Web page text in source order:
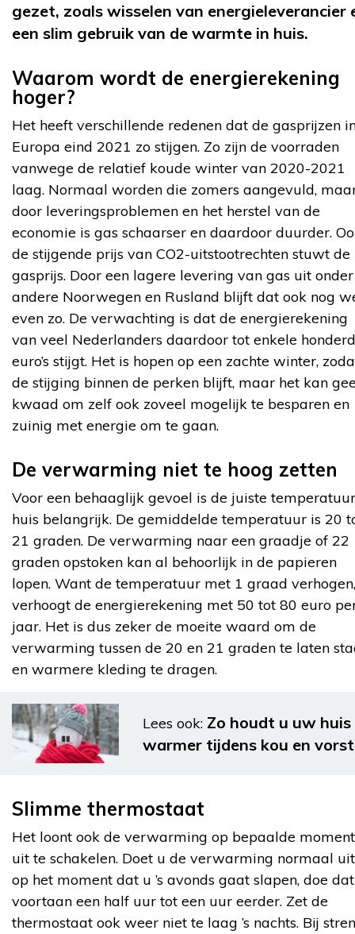
gezet, zoals wisselen van energieleverancier
een slim gebruik van de warmte in huis.
Waarom wordt de energierekening
hoger?
Het heeft verschillende redenen dat de gasprijzen
Europa eind 2021 zo stijgen. Zo zijn de voorraden
vanwege de relatief koude winter van 2020-2021
laag. Normaal worden die zomers aangevuld,
door leveringsproblemen en het herstel van de
economie is gas schaarser en daardoor duurder.
de stijgende prijs van CO2-uitstootrechten stuwt de
gasprijs. Door een lagere levering van gas uit onder
andere Noorwegen en Rusland blijft dat ook nog
even zo. De verwachting is dat de energierekening
van veel Nederlanders daardoor tot enkele
euro’s stijgt. Het is hopen op een zachte winter,
de stijging binnen de perken blijft, maar het kan
kwaad om zelf ook zoveel mogelijk te besparen en
zuinig met energie om te gaan.
De verwarming niet te hoog zetten
Voor een behaaglijk gevoel is de juiste
huis belangrijk. De gemiddelde temperatuur is 20
21 graden. De verwarming naar een graadje of 22
graden opstoken kan al behoorlijk in de papieren
lopen. Want de temperatuur met 1 graad verhogen,
verhoogt de energierekening met 50 tot 80 euro
jaar. Het is dus zeker de moeite waard om de
verwarming tussen de 20 en 21 graden te laten
en warmere kleding te dragen.
Lees ook: Zo houdt u uw huis
warmer tijdens kou en vorst
Slimme thermostaat
Het loont ook de verwarming op bepaalde
uit te schakelen. Doet u de verwarming normaal uit
op het moment dat u ’s avonds gaat slapen, doe dat
voortaan een half uur tot een uur eerder. Zet de
thermostaat ook weer niet te laag ’s nachts. Bij